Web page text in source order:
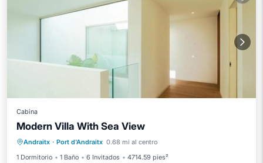
Cabina
Modern Villa With Sea View
Andraitx · Port d'Andraitx 0.68 mi al centro
1 Dormitorio
1 Baño 6 Invitados 4714.59 pies²
Se admiten mascotas
Seguridad/Protección